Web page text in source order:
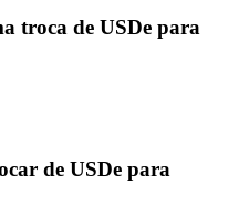
troca de USDe para
de USDe para